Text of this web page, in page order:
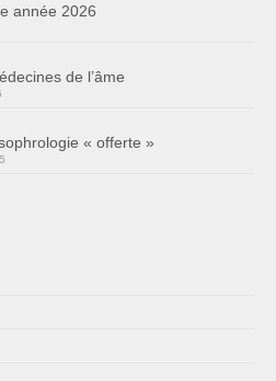
par la psyché »
tous les lundis soir en visio
« offerte »
année 2026
de l’âme
« offerte »